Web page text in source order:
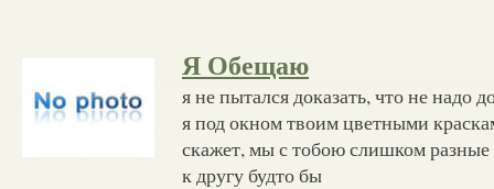
Я Обещаю
я не пытался доказать, что не надо
я под окном твоим цветными
скажет, мы с тобою слишком
к другу будто бы